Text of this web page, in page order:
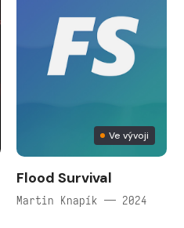
Ve vývoji
Flood Survival
Martin Knapík — 2024